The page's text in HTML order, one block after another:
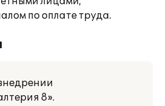
по оплате труда.
8».